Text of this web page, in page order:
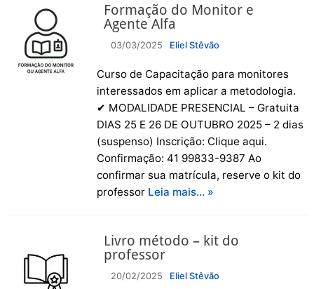
Formação do Monitor e
Agente Alfa
03/03/2025 Eliel Stêvão
Curso de Capacitação para monitores
interessados em aplicar a metodologia.
✔ MODALIDADE PRESENCIAL – Gratuita
DIAS 25 E 26 DE OUTUBRO 2025 – 2 dias
(suspenso) Inscrição: Clique aqui.
Confirmação: 41 99833-9387 Ao
confirmar sua matrícula, reserve o kit do
professor Leia mais… »
Livro método – kit do
professor
20/02/2025 Eliel Stêvão